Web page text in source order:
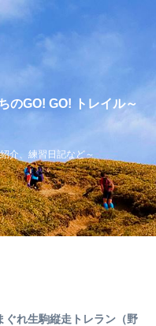
のGO! GO! トレイル～
介、練習日記など～
ぐれ生駒縦走トレラン（野